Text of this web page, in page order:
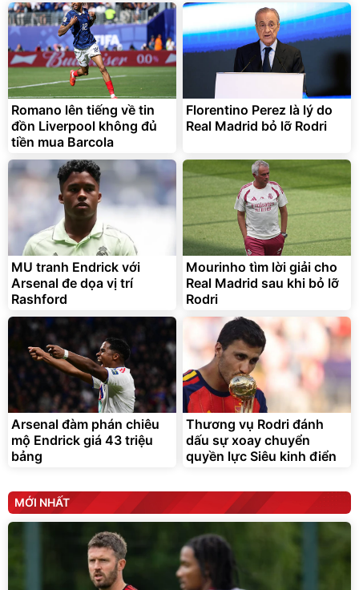
Lót ghế ôtô, nâng lưng
chống nóng giúp thoải mái
trong di chuyển
295.000
Đã bán nhiều
Vòi xịt tăng áp dành cho
rửa xe, tưới cây
161.000
70.000
Bán chạy
Sữa nước Ensure Abbott,
thùng 24 chai
1.250.000đ
Hàng chính hãng
Ensure
Romano lên tiếng về tin
đồn Liverpool không đủ
tiền mua Barcola
Florentino Perez là lý do
Real Madrid bỏ lỡ Rodri
MU tranh Endrick với
Arsenal đe dọa vị trí
Rashford
Mourinho tìm lời giải cho
Real Madrid sau khi bỏ lỡ
Rodri
Arsenal đàm phán chiêu
mộ Endrick giá 43 triệu
bảng
Thương vụ Rodri đánh
dấu sự xoay chuyển
quyền lực Siêu kinh điển
MỚI NHẤT